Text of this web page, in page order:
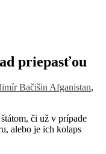
priepasťou
Bačišin Afganistan,
či už v prípade
alebo je ich kolaps